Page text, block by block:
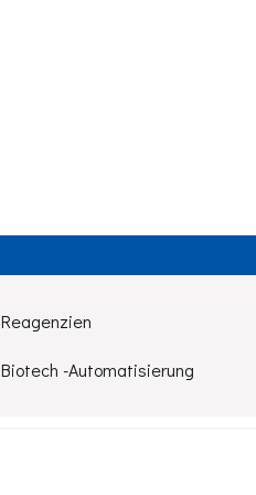
Reagenzien
Biotech -Automatisierung